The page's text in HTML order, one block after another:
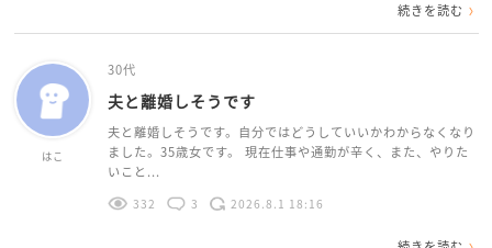
続きを読む
はこ
30代
夫と離婚しそうです
夫と離婚しそうです。自分ではどうしていいかわからなくなり
ました。35歳女です。 現在仕事や通勤が辛く、また、やりた
いこと...
332 3 2026.8.1 18:16